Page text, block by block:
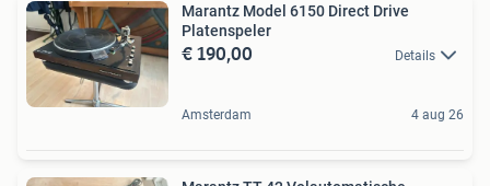
Marantz Model 6150 Direct Drive
Platenspeler
€ 190,00 Details
Amsterdam 4 aug 26